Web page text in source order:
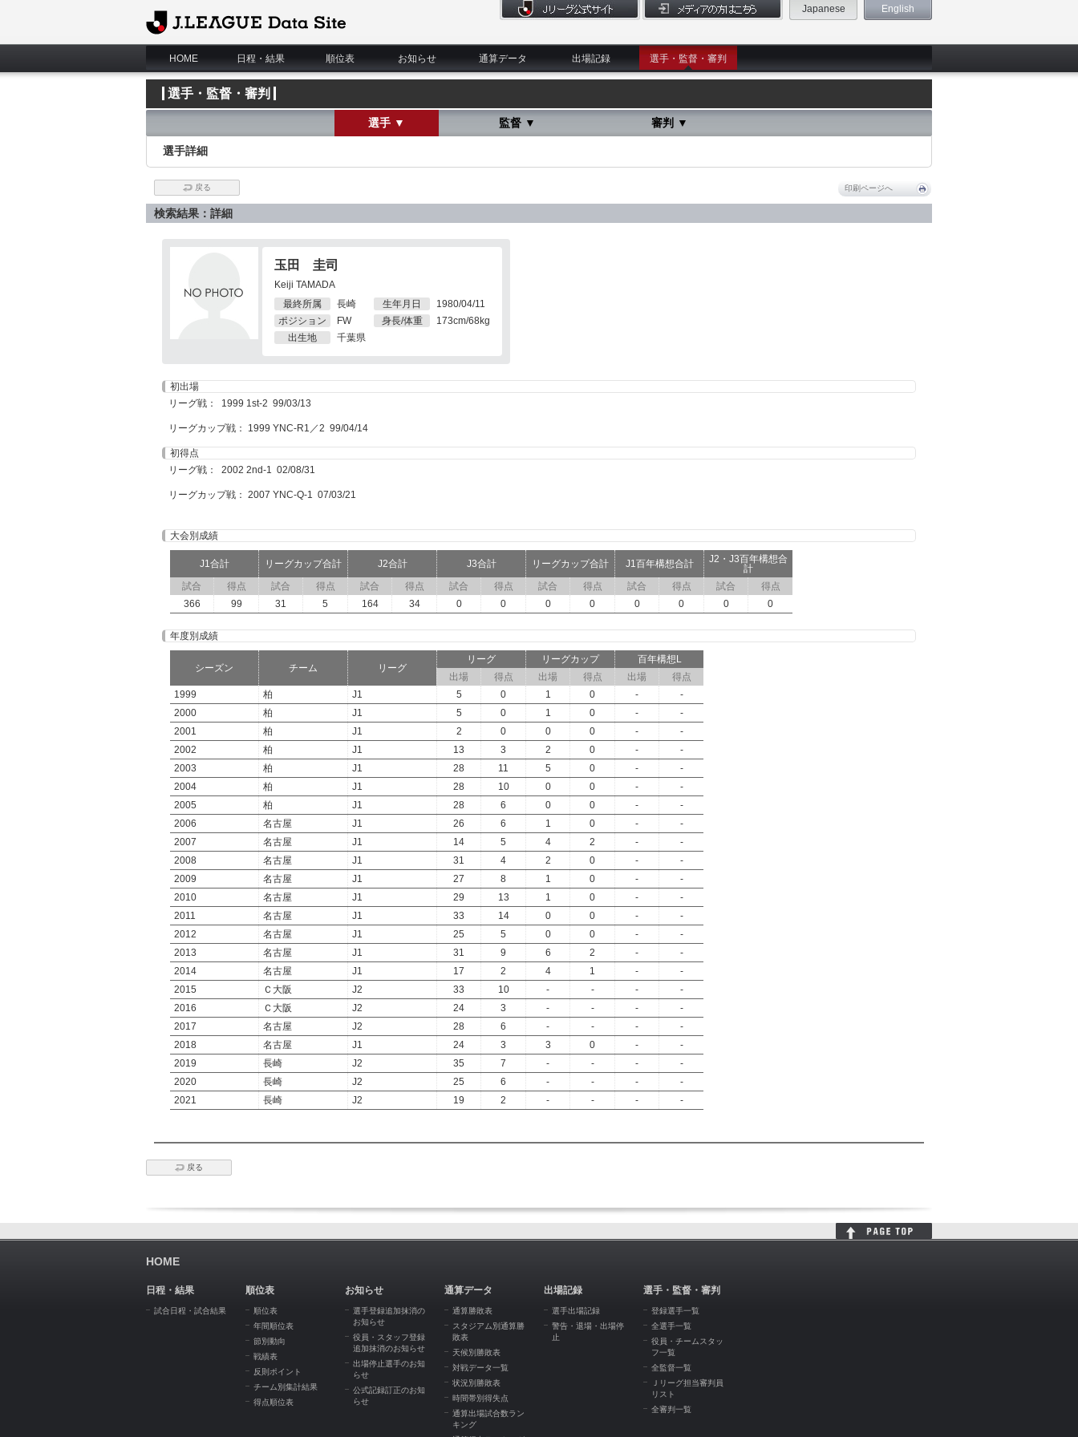
J.League Data Site
Japanese English
HOME 日程・結果 順位表 お知らせ 通算データ 出場記録 選手・監督・審判
選手・監督・審判
選手 ▼ 監督 ▼ 審判 ▼
選手詳細
戻る 印刷ページへ
検索結果：詳細
玉田 圭司
Keiji TAMADA
最終所属
長崎
ポジション
FW
出生地
千葉県
生年月日
1980/04/11
身長/体重
173cm/68kg
初出場
リーグ戦： 1999 1st-2 99/03/13
リーグカップ戦： 1999 YNC-R1／2 99/04/14
初得点
リーグ戦： 2002 2nd-1 02/08/31
リーグカップ戦： 2007 YNC-Q-1 07/03/21
大会別成績
J1合計 リーグカップ合計 J2合計 J3合計 リーグカップ合計 J1百年構想合計
J2・J3百年構想合
計
試合
得点 試合 得点 試合 得点 試合 得点 試合 得点 試合 得点 試合
得点
366
99 31 5 164 34 0 0 0 0 0 0 0 0
年度別成績
シーズン チーム リーグ
リーグ リーグカップ
百年構想L
出場
得点 出場 得点 出場
得点
1999
柏 J1 5 0 1 0 -
-
2000
柏 J1 5 0 1 0 -
-
2001
柏 J1 2 0 0 0 -
-
2002
柏 J1 13 3 2 0 -
-
2003
柏 J1 28 11 5 0 -
-
2004
柏 J1 28 10 0 0 -
-
2005
柏 J1 28 6 0 0 -
-
2006
名古屋 J1 26 6 1 0 -
-
2007
名古屋 J1 14 5 4 2 -
-
2008
名古屋 J1 31 4 2 0 -
-
2009
名古屋 J1 27 8 1 0 -
-
2010
名古屋 J1 29 13 1 0 -
-
2011
名古屋 J1 33 14 0 0 -
-
2012
名古屋 J1 25 5 0 0 -
-
2013
名古屋 J1 31 9 6 2 -
-
2014
名古屋 J1 17 2 4 1 -
-
2015
Ｃ大阪 J2 33 10 - - -
-
2016
Ｃ大阪 J2 24 3 - - -
-
2017
名古屋 J2 28 6 - - -
-
2018
名古屋 J1 24 3 3 0 -
-
2019
長崎 J2 35 7 - - -
-
2020
長崎 J2 25 6 - - -
-
2021
長崎 J2 19 2 - - - -
戻る
HOME
日程・結果
試合日程・試合結果
順位表
順位表
年間順位表
節別動向
戦績表
反則ポイント
チーム別集計結果
得点順位表
お知らせ
選手登録追加抹消の
お知らせ
役員・スタッフ登録
追加抹消のお知らせ
出場停止選手のお知
らせ
公式記録訂正のお知
らせ
通算データ
通算勝敗表
スタジアム別通算勝
敗表
天候別勝敗表
対戦データ一覧
状況別勝敗表
時間帯別得失点
通算出場試合数ラン
キング
出場記録
選手出場記録
警告・退場・出場停
止
選手・監督・審判
登録選手一覧
全選手一覧
役員・チームスタッ
フ一覧
全監督一覧
Ｊリーグ担当審判員
リスト
全審判一覧